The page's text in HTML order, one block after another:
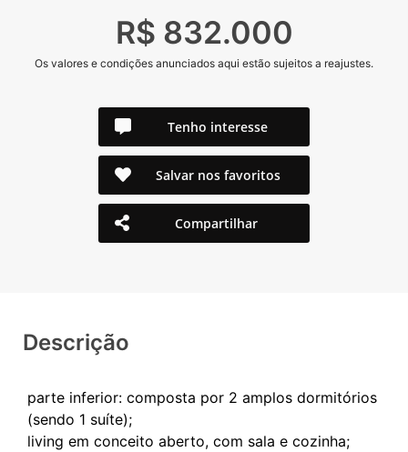
R$ 832.000
Os valores e condições anunciados aqui estão sujeitos a reajustes.
Tenho interesse
Salvar nos favoritos
Compartilhar
Descrição
parte inferior: composta por 2 amplos dormitórios
(sendo 1 suíte);
living em conceito aberto, com sala e cozinha;